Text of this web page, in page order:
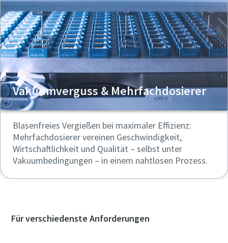
Vakuumverguss & Mehrfachdosierer
Blasenfreies Vergießen bei maximaler Effizienz:
Mehrfachdosierer vereinen Geschwindigkeit,
Wirtschaftlichkeit und Qualität – selbst unter
Vakuumbedingungen – in einem nahtlosen Prozess.
Für verschiedenste Anforderungen